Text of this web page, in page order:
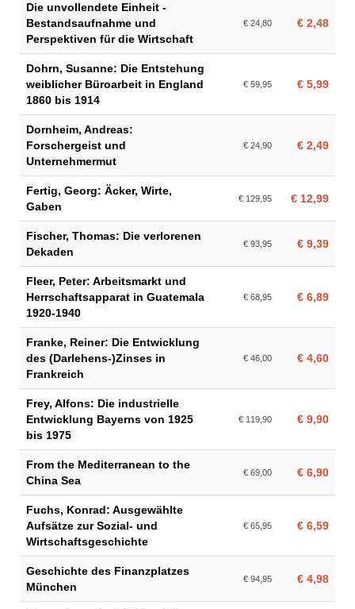
Die unvollendete Einheit -
Bestandsaufnahme und
Perspektiven für die Wirtschaft
€ 24,80 € 2,48
Dohrn, Susanne: Die Entstehung
weiblicher Büroarbeit in England
1860 bis 1914
€ 59,95 € 5,99
Dornheim, Andreas:
Forschergeist und
Unternehmermut
€ 24,90 € 2,49
Fertig, Georg: Äcker, Wirte,
Gaben
€ 129,95 € 12,99
Fischer, Thomas: Die verlorenen
Dekaden
€ 93,95 € 9,39
Fleer, Peter: Arbeitsmarkt und
Herrschaftsapparat in Guatemala
1920-1940
€ 68,95 € 6,89
Franke, Reiner: Die Entwicklung
des (Darlehens-)Zinses in
Frankreich
€ 46,00 € 4,60
Frey, Alfons: Die industrielle
Entwicklung Bayerns von 1925
bis 1975
€ 119,90 € 9,90
From the Mediterranean to the
China Sea
€ 69,00 € 6,90
Fuchs, Konrad: Ausgewählte
Aufsätze zur Sozial- und
Wirtschaftsgeschichte
€ 65,95 € 6,59
Geschichte des Finanzplatzes
München
€ 94,95 € 4,98